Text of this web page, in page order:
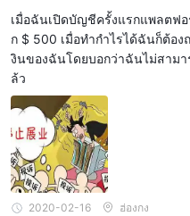
เมื่อฉันเปิดบัญชีครั้งแรกแพลตฟ
ก $ 500 เมื่อทำกำไรได้ฉันก็ต้อ
งินของฉันโดยบอกว่าฉันไม่สาม
ล้ว
2020-02-16 ฮ่องกง